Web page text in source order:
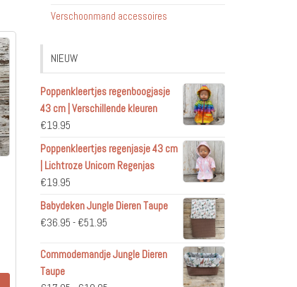
Verschoonmand accessoires
NIEUW
Poppenkleertjes regenboogjasje
43 cm | Verschillende kleuren
€19.95
Poppenkleertjes regenjasje 43 cm
| Lichtroze Unicorn Regenjas
€19.95
Babydeken Jungle Dieren Taupe
€36.95 - €51.95Prijsklasse:
tot
Commodemandje Jungle Dieren
Taupe